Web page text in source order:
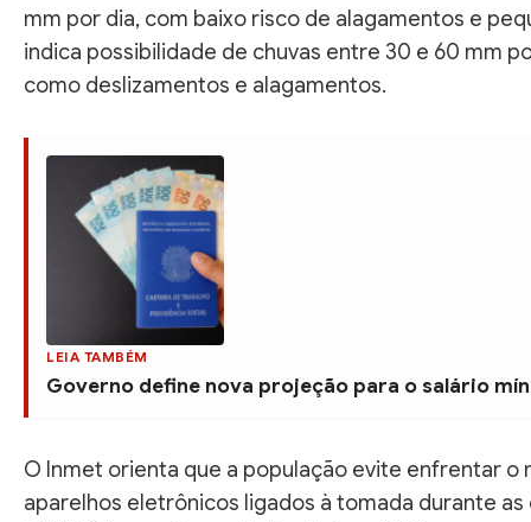
mm por dia, com baixo risco de alagamentos e
indica possibilidade de chuvas entre 30 e 60 mm
como deslizamentos e alagamentos.
LEIA TAMBÉM
Governo define nova projeção para o salário
O Inmet orienta que a população evite enfrentar
aparelhos eletrônicos ligados à tomada durante